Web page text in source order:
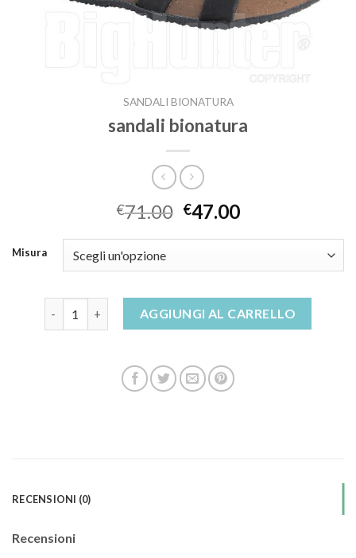
SANDALI BIONATURA
sandali bionatura
€71.00 €47.00
Misura
sandali bionatura quantitàAGGIUNGI AL CARRELLO
RECENSIONI (0)
Recensioni